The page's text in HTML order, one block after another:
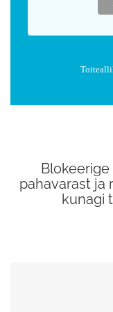
pahavarast ja
kunagi